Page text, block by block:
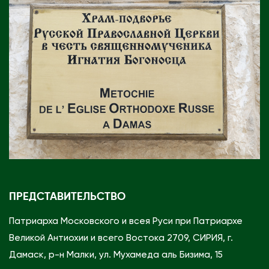
ПРЕДСТАВИТЕЛЬСТВО
Патриарха Московского и всея Руси при Патриархе
Великой Антиохии и всего Востока 2709, СИРИЯ, г.
Дамаск, р-н Малки, ул. Мухамеда аль Бизима, 15